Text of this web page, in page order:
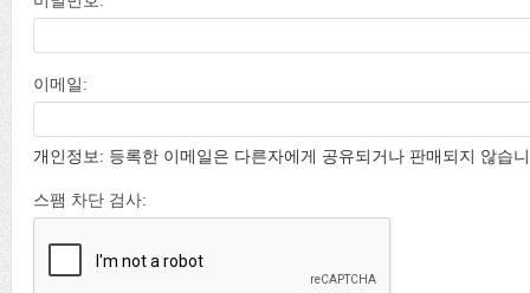
이메일:
개인정보: 등록한 이메일은 다른자에게 공유되거나 판매되지 않습
스팸 차단 검사: